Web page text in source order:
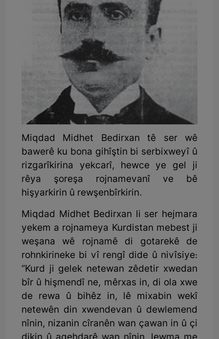
Miqdad Midhet Bedirxan tê ser wê
bawerê ku bona gihîştin bi serbixweyî û
rizgarîkirina yekcarî, hewce ye gel ji
rêya şoreşa rojnamevanî ve bê
hişyarkirin û rewşenbîrkirin.
Miqdad Midhet Bedirxan li ser hejmara
yekem a rojnameya Kurdistan mebest ji
weşana wê rojnamê di gotarekê de
rohnkirineke bi vî rengî dide û nivîsiye:
“Kurd ji gelek netewan zêdetir xwedan
bîr û hişmendî ne, mêrxas in, di ola xwe
de rewa û bihêz in, lê mixabin wekî
netewên din xwendevan û dewlemend
nînin, nizanin cîranên wan çawan in û çi